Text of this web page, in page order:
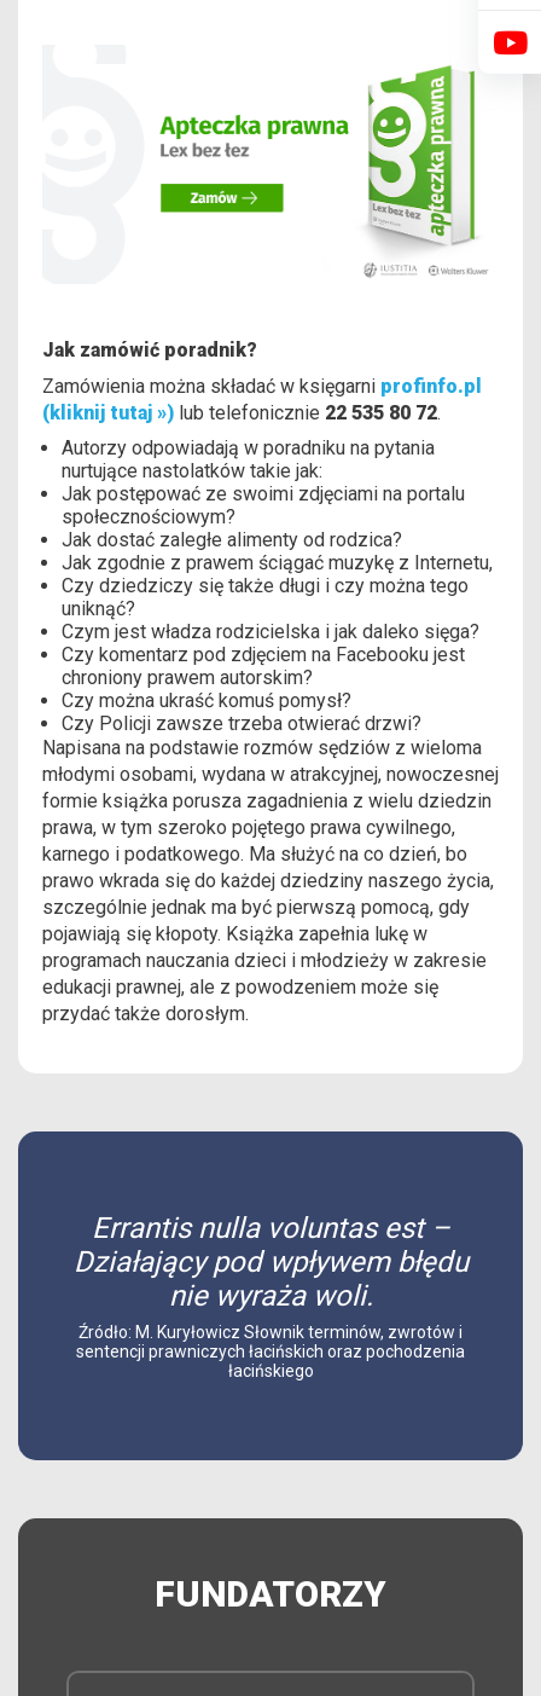
Jak zamówić poradnik?
Zamówienia można składać w księgarni profinfo.pl
(kliknij tutaj ») lub telefonicznie 22 535 80 72.
Autorzy odpowiadają w poradniku na pytania
nurtujące nastolatków takie jak:
Jak postępować ze swoimi zdjęciami na portalu
społecznościowym?
Jak dostać zaległe alimenty od rodzica?
Jak zgodnie z prawem ściągać muzykę z Internetu,
Czy dziedziczy się także długi i czy można tego
uniknąć?
Czym jest władza rodzicielska i jak daleko sięga?
Czy komentarz pod zdjęciem na Facebooku jest
chroniony prawem autorskim?
Czy można ukraść komuś pomysł?
Czy Policji zawsze trzeba otwierać drzwi?
Napisana na podstawie rozmów sędziów z wieloma
młodymi osobami, wydana w atrakcyjnej, nowoczesnej
formie książka porusza zagadnienia z wielu dziedzin
prawa, w tym szeroko pojętego prawa cywilnego,
karnego i podatkowego. Ma służyć na co dzień, bo
prawo wkrada się do każdej dziedziny naszego życia,
szczególnie jednak ma być pierwszą pomocą, gdy
pojawiają się kłopoty. Książka zapełnia lukę w
programach nauczania dzieci i młodzieży w zakresie
edukacji prawnej, ale z powodzeniem może się
przydać także dorosłym.
Errantis nulla voluntas est –
Działający pod wpływem błędu
nie wyraża woli.
Źródło: M. Kuryłowicz Słownik terminów, zwrotów i
sentencji prawniczych łacińskich oraz pochodzenia
łacińskiego
FUNDATORZY